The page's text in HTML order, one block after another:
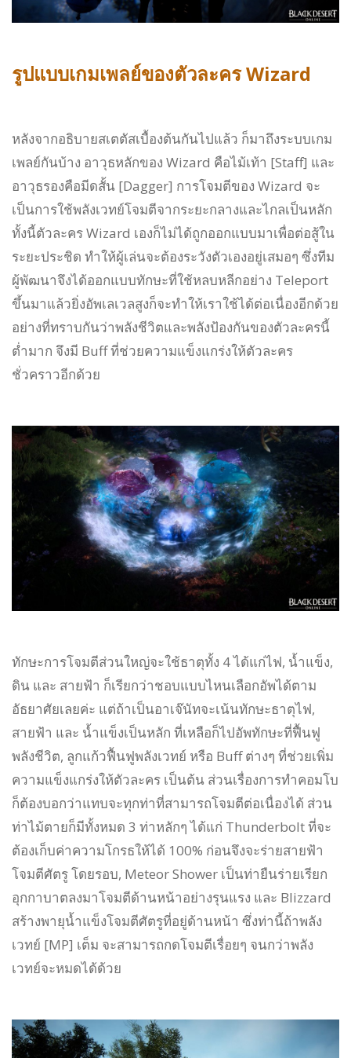
รูปแบบเกมเพลย์ของตัวละคร Wizard
หลังจากอธิบายสเตตัสเบื้องต้นกันไปแล้ว ก็มาถึงระบบเกม
เพลย์กันบ้าง อาวุธหลักของ Wizard คือไม้เท้า [Staff] และ
อาวุธรองคือมีดสั้น [Dagger] การโจมตีของ Wizard จะ
เป็นการใช้พลังเวทย์โจมตีจากระยะกลางและไกลเป็นหลัก
ทั้งนี้ตัวละคร Wizard เองก็ไม่ได้ถูกออกแบบมาเพื่อต่อสู้ใน
ระยะประชิด ทำให้ผู้เล่นจะต้องระวังตัวเองอยู่เสมอๆ ซึ่งทีม
ผู้พัฒนาจึงได้ออกแบบทักษะที่ใช้หลบหลีกอย่าง Teleport
ขึ้นมาแล้วยิ่งอัพเลเวลสูงก็จะทำให้เราใช้ได้ต่อเนื่องอีกด้วย
อย่างที่ทราบกันว่าพลังชีวิตและพลังป้องกันของตัวละครนี้
ต่ำมาก จึงมี Buff ที่ช่วยความแข็งแกร่งให้ตัวละคร
ชั่วคราวอีกด้วย
ทักษะการโจมตีส่วนใหญ่จะใช้ธาตุทั้ง 4 ได้แก่ไฟ, น้ำแข็ง,
ดิน และ สายฟ้า ก็เรียกว่าชอบแบบไหนเลือกอัพได้ตาม
อัธยาศัยเลยค่ะ แต่ถ้าเป็นอาเจ๊นัทจะเน้นทักษะธาตุไฟ,
สายฟ้า และ น้ำแข็งเป็นหลัก ที่เหลือก็ไปอัพทักษะที่ฟื้นฟู
พลังชีวิต, ลูกแก้วฟื้นฟูพลังเวทย์ หรือ Buff ต่างๆ ที่ช่วยเพิ่ม
ความแข็งแกร่งให้ตัวละคร เป็นต้น ส่วนเรื่องการทำคอมโบ
ก็ต้องบอกว่าแทบจะทุกท่าที่สามารถโจมตีต่อเนื่องได้ ส่วน
ท่าไม้ตายก็มีทั้งหมด 3 ท่าหลักๆ ได้แก่ Thunderbolt ที่จะ
ต้องเก็บค่าความโกรธให้ได้ 100% ก่อนจึงจะร่ายสายฟ้า
โจมตีศัตรู โดยรอบ, Meteor Shower เป็นท่ายืนร่ายเรียก
อุกกาบาตลงมาโจมตีด้านหน้าอย่างรุนแรง และ Blizzard
สร้างพายุน้ำแข็งโจมตีศัตรูที่อยู่ด้านหน้า ซึ่งท่านี้ถ้าพลัง
เวทย์ [MP] เต็ม จะสามารถกดโจมตีเรื่อยๆ จนกว่าพลัง
เวทย์จะหมดได้ด้วย